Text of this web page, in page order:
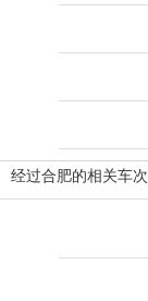
经过合肥的相关车次